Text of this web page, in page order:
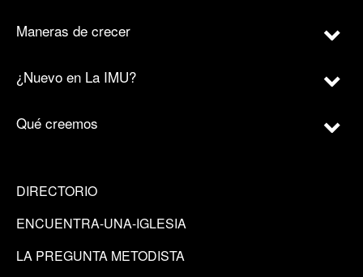
Maneras de crecer
¿Nuevo en La IMU?
Qué creemos
DIRECTORIO
ENCUENTRA-UNA-IGLESIA
LA PREGUNTA METODISTA